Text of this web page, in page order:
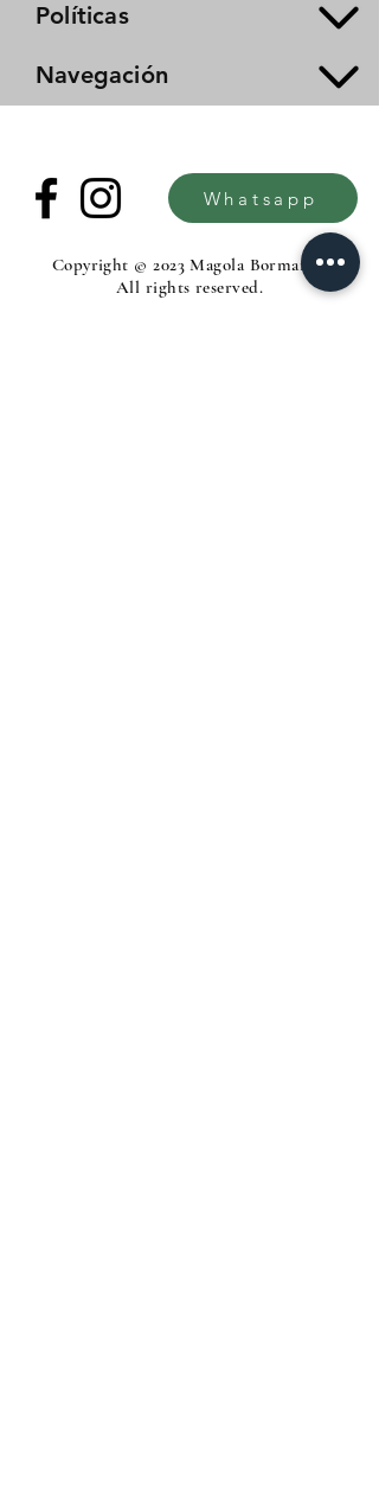
Políticas
Navegación
Whatsapp
Copyright © 2023 Magola Borman®.
All rights reserved.